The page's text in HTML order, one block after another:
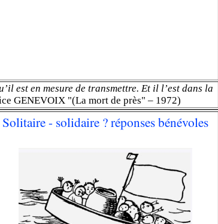
est en mesure de transmettre. Et il l’est dans la
GENEVOIX "(La mort de près" – 1972)
Solitaire - solidaire ? réponses bénévoles